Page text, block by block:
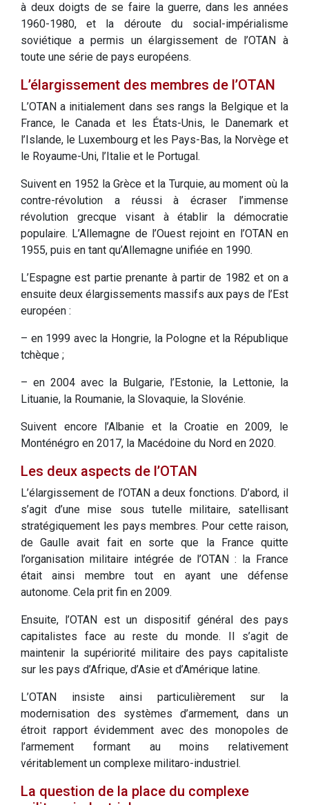
à deux doigts de se faire la guerre, dans les années
1960-1980, et la déroute du social-impérialisme
soviétique a permis un élargissement de l’OTAN à
toute une série de pays européens.
L’élargissement des membres de l’OTAN
L’OTAN a initialement dans ses rangs la Belgique et la
France, le Canada et les États-Unis, le Danemark et
l’Islande, le Luxembourg et les Pays-Bas, la Norvège et
le Royaume-Uni, l’Italie et le Portugal.
Suivent en 1952 la Grèce et la Turquie, au moment où la
contre-révolution a réussi à écraser l’immense
révolution grecque visant à établir la démocratie
populaire. L’Allemagne de l’Ouest rejoint en l’OTAN en
1955, puis en tant qu’Allemagne unifiée en 1990.
L’Espagne est partie prenante à partir de 1982 et on a
ensuite deux élargissements massifs aux pays de l’Est
européen :
– en 1999 avec la Hongrie, la Pologne et la République
tchèque ;
– en 2004 avec la Bulgarie, l’Estonie, la Lettonie, la
Lituanie, la Roumanie, la Slovaquie, la Slovénie.
Suivent encore l’Albanie et la Croatie en 2009, le
Monténégro en 2017, la Macédoine du Nord en 2020.
Les deux aspects de l’OTAN
L’élargissement de l’OTAN a deux fonctions. D’abord, il
s’agit d’une mise sous tutelle militaire, satellisant
stratégiquement les pays membres. Pour cette raison,
de Gaulle avait fait en sorte que la France quitte
l’organisation militaire intégrée de l’OTAN : la France
était ainsi membre tout en ayant une défense
autonome. Cela prit fin en 2009.
Ensuite, l’OTAN est un dispositif général des pays
capitalistes face au reste du monde. Il s’agit de
maintenir la supériorité militaire des pays capitaliste
sur les pays d’Afrique, d’Asie et d’Amérique latine.
L’OTAN insiste ainsi particulièrement sur la
modernisation des systèmes d’armement, dans un
étroit rapport évidemment avec des monopoles de
l’armement formant au moins relativement
véritablement un complexe militaro-industriel.
La question de la place du complexe